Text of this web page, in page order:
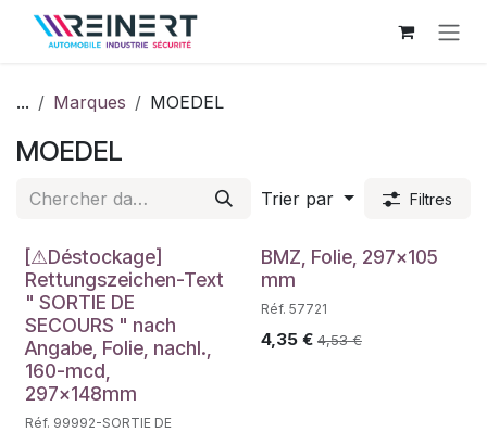
Se rendre au contenu
... Marques MOEDEL
MOEDEL
Trier par Filtres
Déstockage
[⚠Déstockage]
Rettungszeichen-Text
" SORTIE DE
SECOURS " nach
Angabe, Folie, nachl.,
160-mcd,
297x148mm
Réf. 99992-SORTIE DE
BMZ, Folie, 297x105
mm
Réf. 57721
4,35€ 4,53€